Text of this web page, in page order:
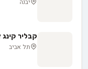
יבנה
קבליר
תל אביב